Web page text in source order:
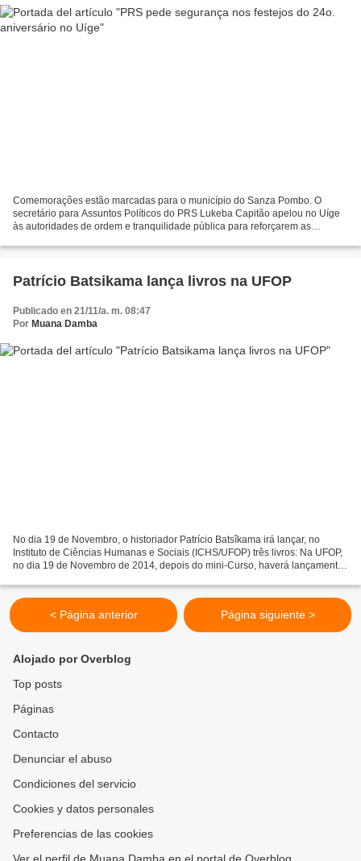
Comemorações estão marcadas para o município do Sanza Pombo. O
secretário para Assuntos Políticos do PRS Lukeba Capitão apelou no Uíge
às autoridades de ordem e tranquilidade pública para reforçarem as
Patrício Batsikama lança livros na UFOP
Publicado en 21/11/a. m. 08:47
Por Muana Damba
No dia 19 de Novembro, o historiador Patrício Batsîkama irá lançar, no
Instituto de Ciências Humanas e Sociais (ICHS/UFOP) três livros: Na UFOP,
no dia 19 de Novembro de 2014, depois do mini-Curso, haverá lançamento
< Página anterior Página siguiente >
Alojado por Overblog
Top posts
Páginas
Contacto
Denunciar el abuso
Condiciones del servicio
Cookies y datos personales
Preferencias de las cookies